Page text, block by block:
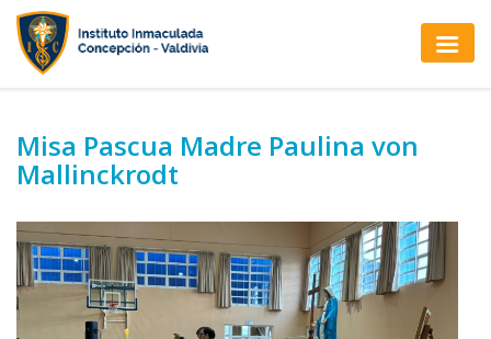
Misa Pascua Madre Paulina von
Mallinckrodt